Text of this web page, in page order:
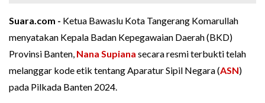
Suara.com - Ketua Bawaslu Kota Tangerang Komarullah
menyatakan Kepala Badan Kepegawaian Daerah (BKD)
Provinsi Banten, Nana Supiana secara resmi terbukti telah
melanggar kode etik tentang Aparatur Sipil Negara (ASN)
pada Pilkada Banten 2024.